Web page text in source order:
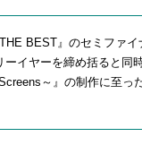
BEST』のセミファ
イヤーを締め括ると同
～』の制作に至